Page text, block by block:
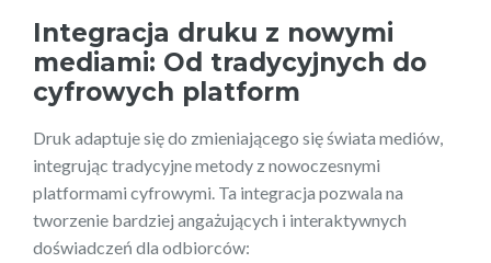
Integracja druku z nowymi
mediami: Od tradycyjnych do
cyfrowych platform
Druk adaptuje się do zmieniającego się świata mediów,
integrując tradycyjne metody z nowoczesnymi
platformami cyfrowymi. Ta integracja pozwala na
tworzenie bardziej angażujących i interaktywnych
doświadczeń dla odbiorców: